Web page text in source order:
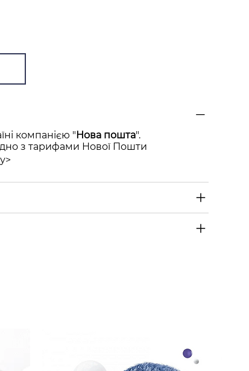
компанією "Нова пошта".
з тарифами Нової Пошти